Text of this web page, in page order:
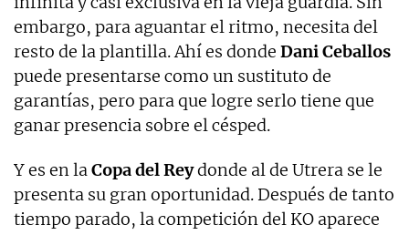
embargo, para aguantar el ritmo, necesita del
resto de la plantilla. Ahí es donde Dani Ceballos
puede presentarse como un sustituto de
garantías, pero para que logre serlo tiene que
ganar presencia sobre el césped.
Y es en laCopa del Reydonde al de Utrera se le
presenta su gran oportunidad. Después de tanto
tiempo parado, la competición del KO aparece